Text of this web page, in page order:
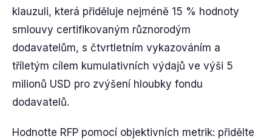
klauzuli, která přiděluje nejméně 15 % hodnoty
smlouvy certifikovaným různorodým
dodavatelům, s čtvrtletním vykazováním a
tříletým cílem kumulativních výdajů ve výši 5
milionů USD pro zvýšení hloubky fondu
dodavatelů.
Hodnotte RFP pomocí objektivních metrik: přidělte